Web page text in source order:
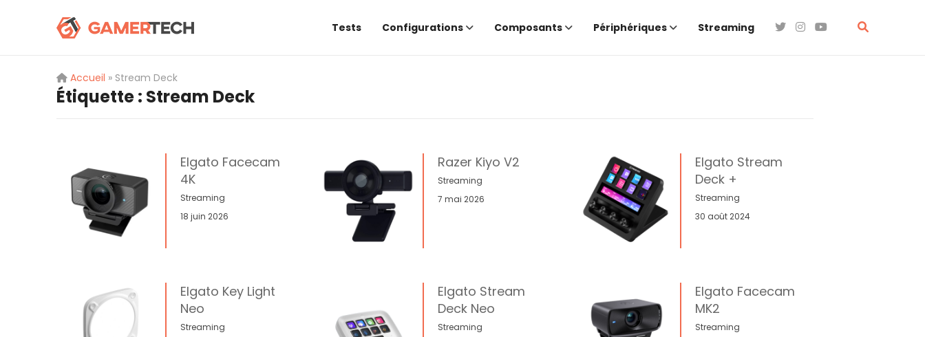
Tests Configurations Composants Périphériques Streaming
Accueil » Stream Deck
Étiquette : Stream Deck
Elgato Facecam
4K
Streaming
18 juin 2026
Razer Kiyo V2
Streaming
7 mai 2026
Elgato Stream
Deck +
Streaming
30 août 2024
Elgato Key Light
Neo
Streaming
Elgato Stream
Deck Neo
Streaming
Elgato Facecam
MK2
Streaming